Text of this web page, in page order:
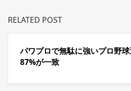
RELATED POST
パワプロで無駄に強いプロ野
87%が一致